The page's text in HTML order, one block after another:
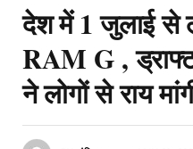
देश में 1 जुलाई से
RAM G ,
ने लोगों से राय